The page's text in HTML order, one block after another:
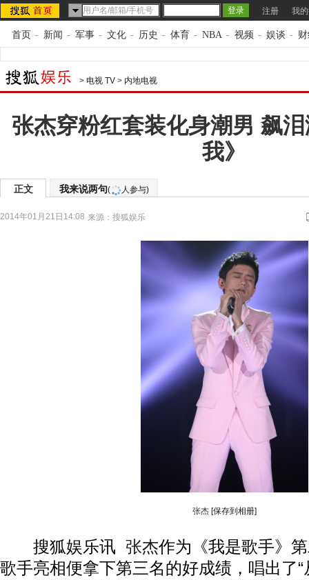
注册 我
首页 - 新闻 - 军事 - 文化 - 历史 - 体育 - NBA - 视频 - 娱谈 -
> 电视 TV > 内地电视
张杰穿粉红套装化身潮男 飙
我》
正文 我来说两句( 人参与)
2014年01月21日14:08 来源： 搜狐娱乐
张杰 [保存到相册]
搜狐娱乐讯 张杰作为《我是歌手》
歌手亮相便拿下第三名的好成绩，唱出了“